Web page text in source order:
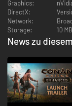
Baue
10 neue
Ein Gold- und
of Derketo-Pack
Alle neuen
enthalten. Sie fügen
hinzu, gewähren im
vergleichbare Werte
Graphics:
DirectX:
Network:
Storage:
10
News zu